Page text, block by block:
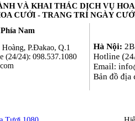
VÀ KHAI THÁC DỊCH VỤ
CƯỚI - TRANG TRÍ NGÀY
Nam
P.Đakao, Q.1
(24/24): 098.537.1080
Hà Nội:
Hotline
Email:
Bản đồ địa